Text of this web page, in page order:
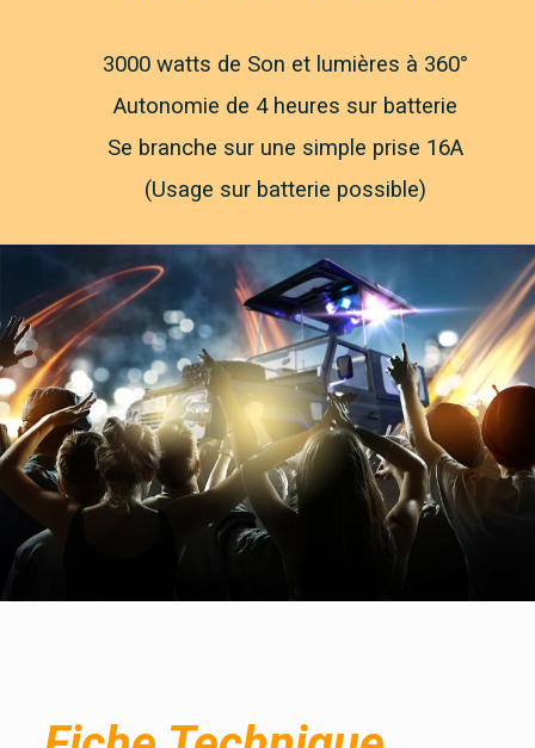
3000 watts de Son et lumières à 360°
Autonomie de 4 heures sur batterie
Se branche sur une simple prise 16A
(Usage sur batterie possible)